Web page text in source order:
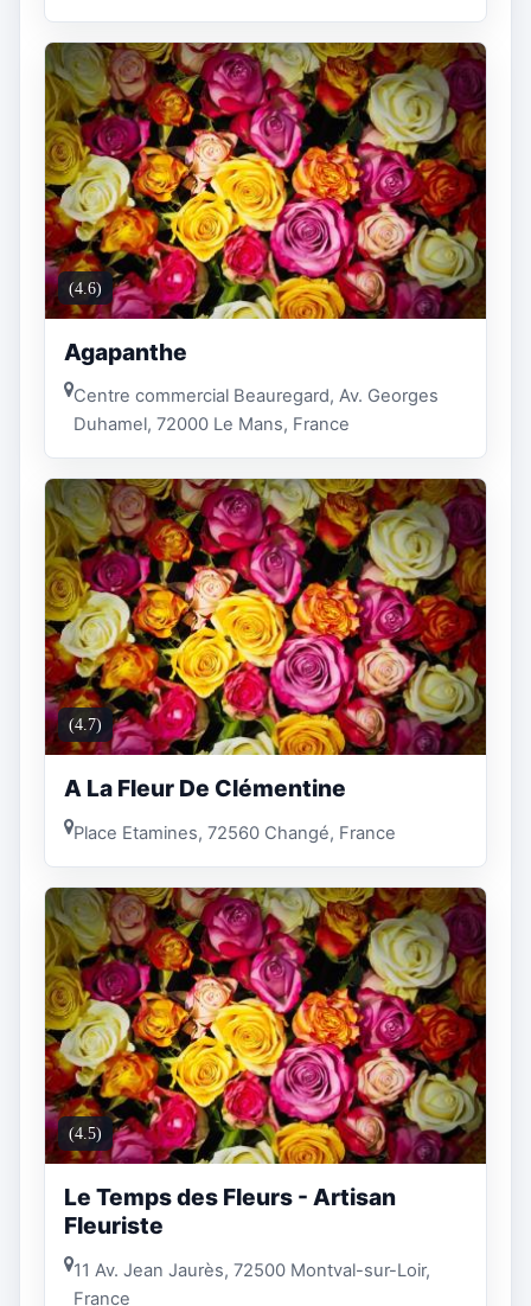
(4.6)
Agapanthe
Centre commercial Beauregard, Av. Georges
Duhamel, 72000 Le Mans, France
(4.7)
A La Fleur De Clémentine
Place Etamines, 72560 Changé, France
(4.5)
Le Temps des Fleurs - Artisan
Fleuriste
11 Av. Jean Jaurès, 72500 Montval-sur-Loir,
France